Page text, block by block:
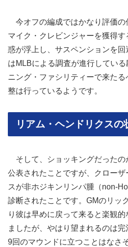
今オフの編成ではかなり評価の
マイク・クレビンジャーを獲得
惑が浮上し、サスペンションを
はMLBによる調査が進行してい
ニング・ファシリティーで来た
整は行っているようです。
リアム・ヘンドリクスの
そして、ショッキングだったの
公表されたことですが、クロー
スが非ホジキンリンパ腫（non-
診断されたことです。GMのリッ
り彼は早めに戻って来ると楽観
ましたが、やはり望まれるのは
9回のマウンドに立つことはなさ